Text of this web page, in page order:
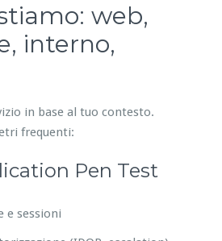
web,
interno,
in base al tuo contesto.
frequenti:
Pen Test
e sessioni